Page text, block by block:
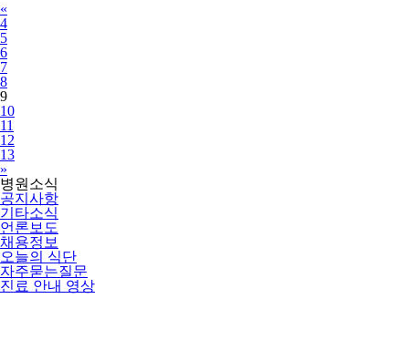
«
4
5
6
7
8
9
10
11
12
13
»
병원소식
공지사항
기타소식
언론보도
채용정보
오늘의 식단
자주묻는질문
진료 안내 영상